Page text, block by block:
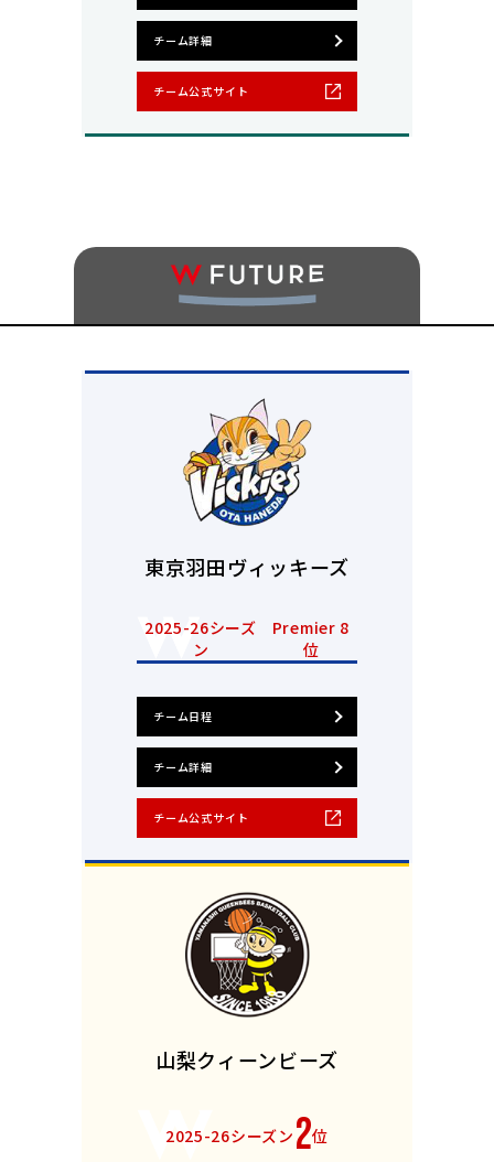
チーム詳細
チーム公式サイト
東京羽田ヴィッキーズ
2025-26シーズ
ン
Premier 8
位
チーム日程
チーム詳細
チーム公式サイト
山梨クィーンビーズ
2025-26シーズン 2位